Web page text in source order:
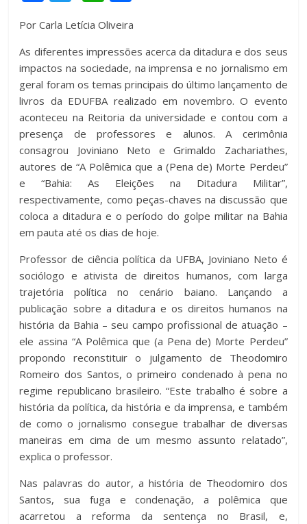
c
e
b
o
o
k
tt
er
at
s
A
p
p
m
p
ar
til
h
ar
Por Carla Letícia Oliveira
As diferentes impressões acerca da ditadura e dos seus
impactos na sociedade, na imprensa e no jornalismo em
geral foram os temas principais do último lançamento de
livros da EDUFBA realizado em novembro. O evento
aconteceu na Reitoria da universidade e contou com a
presença de professores e alunos. A cerimônia
consagrou Joviniano Neto e Grimaldo Zachariathes,
autores de “A Polêmica que a (Pena de) Morte Perdeu”
e “Bahia: As Eleições na Ditadura Militar”,
respectivamente, como peças-chaves na discussão que
coloca a ditadura e o período do golpe militar na Bahia
em pauta até os dias de hoje.
Professor de ciência política da UFBA, Joviniano Neto é
sociólogo e ativista de direitos humanos, com larga
trajetória política no cenário baiano. Lançando a
publicação sobre a ditadura e os direitos humanos na
história da Bahia – seu campo profissional de atuação –
ele assina “A Polêmica que (a Pena de) Morte Perdeu”
propondo reconstituir o julgamento de Theodomiro
Romeiro dos Santos, o primeiro condenado à pena no
regime republicano brasileiro. “Este trabalho é sobre a
história da política, da história e da imprensa, e também
de como o jornalismo consegue trabalhar de diversas
maneiras em cima de um mesmo assunto relatado”,
explica o professor.
Nas palavras do autor, a história de Theodomiro dos
Santos, sua fuga e condenação, a polêmica que
acarretou a reforma da sentença no Brasil, e,